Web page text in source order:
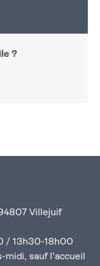
?
Villejuif
/ 13h30-18h00
midi, sauf l'accueil